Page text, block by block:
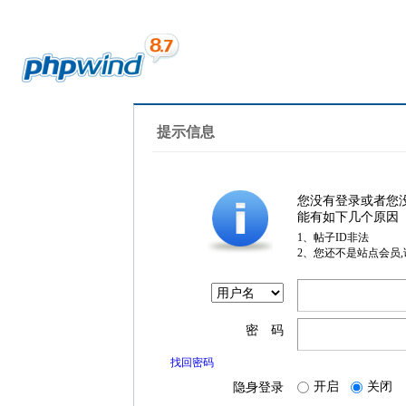
提示信息
您没有登录或者您
能有如下几个原因
1、帖子ID非法
2、您还不是站点会员
密 码
找回密码
隐身登录 开启 关闭